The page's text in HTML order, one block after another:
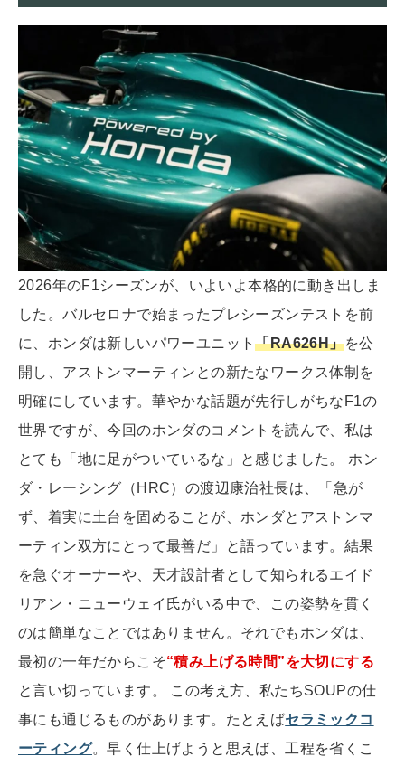
2026年のF1シーズンが、いよいよ本格的に動き出しま
した。バルセロナで始まったプレシーズンテストを前
に、ホンダは新しいパワーユニット「RA626H」を公
開し、アストンマーティンとの新たなワークス体制を
明確にしています。華やかな話題が先行しがちなF1の
世界ですが、今回のホンダのコメントを読んで、私は
とても「地に足がついているな」と感じました。 ホン
ダ・レーシング（HRC）の渡辺康治社長は、「急が
ず、着実に土台を固めることが、ホンダとアストンマ
ーティン双方にとって最善だ」と語っています。結果
を急ぐオーナーや、天才設計者として知られるエイド
リアン・ニューウェイ氏がいる中で、この姿勢を貫く
のは簡単なことではありません。それでもホンダは、
最初の一年だからこそ“積み上げる時間”を大切にする
と言い切っています。 この考え方、私たちSOUPの仕
事にも通じるものがあります。たとえばセラミックコ
ーティング。早く仕上げようと思えば、工程を省くこ